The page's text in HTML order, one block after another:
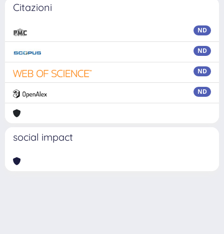
Citazioni
ND
ND
ND
ND
social impact